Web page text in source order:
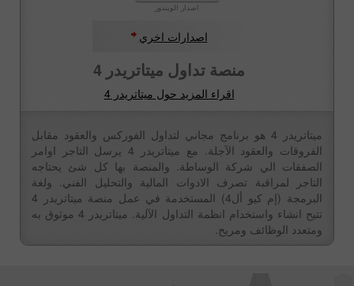
اصدار الويندوز
اصدارات اخري
منصة تداول ميتاتريدر 4
اقراء المزيد حول ميتاتريدر 4
ميتاتريدر 4 هو برنامج مجاني لتداول الفوركس والعقود مقابل
الفروقات والعقود الآجلة. مع ميتاتريدر 4 يرسل التاجر اوامر
الصفقات الي شركة الوساطة. والمنصة بها كل شئ يحتاجه
التاجر لمراقبة تصرف الادوات المالية والتحليل الفني. ولغة
البرمجة (إم كيو أل4) المستخدمة في عمل منصة ميتاتريدر 4
تتيح انشاء واستخدام انظمة التداول الآلية. ميتاتريدر 4 موثوق به
ومتعدد الوظائف ومريح.